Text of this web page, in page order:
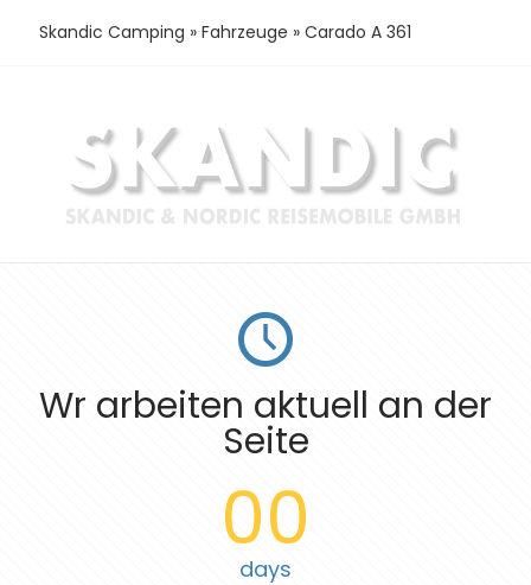
Skandic Camping » Fahrzeuge » Carado A 361
Wr arbeiten aktuell an der
Seite
00
days